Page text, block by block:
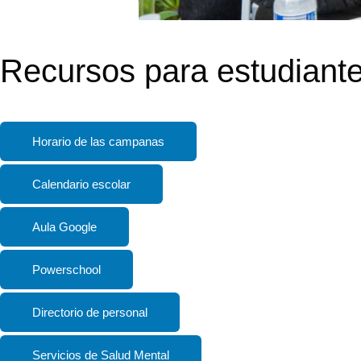
Recursos para
Horario de las campanas
Calendario escolar
Aula Google
Powerschool
Directorio de personal
Servicios de Salud Mental